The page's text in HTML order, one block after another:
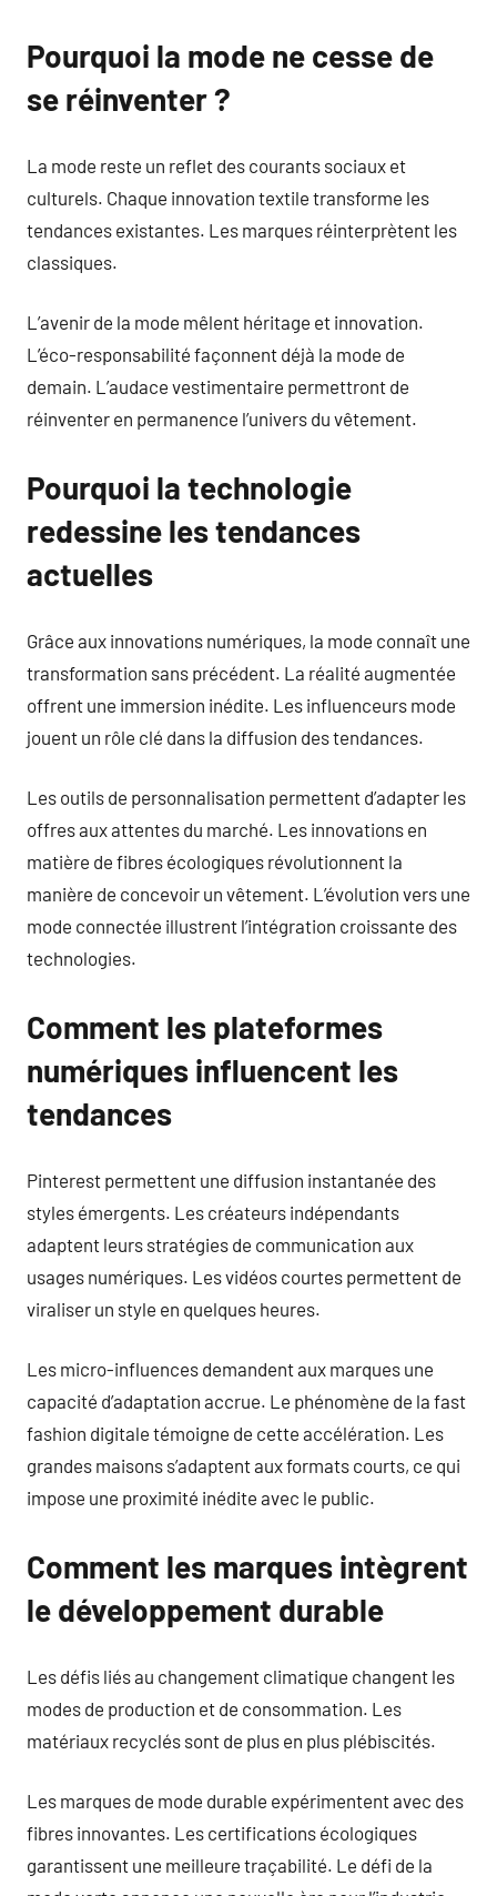
Pourquoi la mode ne cesse de
se réinventer ?
La mode reste un reflet des courants sociaux et
culturels. Chaque innovation textile transforme les
tendances existantes. Les marques réinterprètent les
classiques.
L’avenir de la mode mêlent héritage et innovation.
L’éco-responsabilité façonnent déjà la mode de
demain. L’audace vestimentaire permettront de
réinventer en permanence l’univers du vêtement.
Pourquoi la technologie
redessine les tendances
actuelles
Grâce aux innovations numériques, la mode connaît une
transformation sans précédent. La réalité augmentée
offrent une immersion inédite. Les influenceurs mode
jouent un rôle clé dans la diffusion des tendances.
Les outils de personnalisation permettent d’adapter les
offres aux attentes du marché. Les innovations en
matière de fibres écologiques révolutionnent la
manière de concevoir un vêtement. L’évolution vers une
mode connectée illustrent l’intégration croissante des
technologies.
Comment les plateformes
numériques influencent les
tendances
Pinterest permettent une diffusion instantanée des
styles émergents. Les créateurs indépendants
adaptent leurs stratégies de communication aux
usages numériques. Les vidéos courtes permettent de
viraliser un style en quelques heures.
Les micro-influences demandent aux marques une
capacité d’adaptation accrue. Le phénomène de la fast
fashion digitale témoigne de cette accélération. Les
grandes maisons s’adaptent aux formats courts, ce qui
impose une proximité inédite avec le public.
Comment les marques intègrent
le développement durable
Les défis liés au changement climatique changent les
modes de production et de consommation. Les
matériaux recyclés sont de plus en plus plébiscités.
Les marques de mode durable expérimentent avec des
fibres innovantes. Les certifications écologiques
garantissent une meilleure traçabilité. Le défi de la